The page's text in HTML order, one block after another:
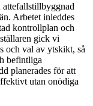
Arbetet inleddes
kontrollplan och
gick vi
och val av ytskikt, så
befintliga
planerades för att
utan onödiga